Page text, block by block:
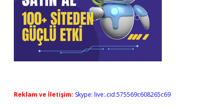
Reklam ve İletişim: Skype: live:.cid.575569c608265c69